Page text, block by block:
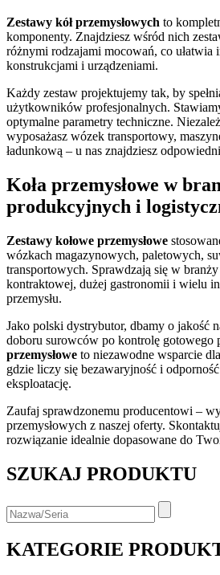
Zestawy kół przemysłowych to
komponenty. Znajdziesz wśród nich
różnymi rodzajami mocowań, co ułatwia
konstrukcjami i urządzeniami.
Każdy zestaw projektujemy tak, by
użytkowników profesjonalnych.
optymalne parametry techniczne.
wyposażasz wózek transportowy,
ładunkową – u nas znajdziesz
Koła przemysłowe w
produkcyjnych i
Zestawy kołowe przemysłowe
wózkach magazynowych, paletowych,
transportowych. Sprawdzają się w
kontraktowej, dużej gastronomii i wielu
przemysłu.
Jako polski dystrybutor, dbamy o jakość
doboru surowców po kontrolę gotowego
przemysłowe to niezawodne wsparcie
gdzie liczy się bezawaryjność i
eksploatację.
Zaufaj sprawdzonemu producentowi –
przemysłowych z naszej oferty.
rozwiązanie idealnie dopasowane do
SZUKAJ PRODUKTU
KATEGORIE